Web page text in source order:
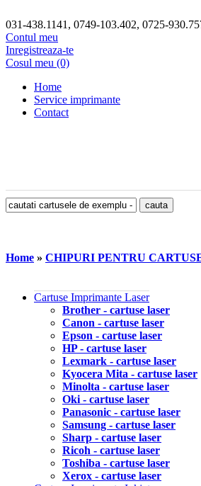
031-438.1141, 0749-103.402, 0725-
Contul meu
Inregistreaza-te
Cosul meu (0)
Home
Service imprimante
Contact
Home » CHIPURI PENTRU
Cartuse Imprimante Laser
Brother - cartuse laser
Canon - cartuse laser
Epson - cartuse laser
HP - cartuse laser
Lexmark - cartuse laser
Kyocera Mita - cartuse laser
Minolta - cartuse laser
Oki - cartuse laser
Panasonic - cartuse laser
Samsung - cartuse laser
Sharp - cartuse laser
Ricoh - cartuse laser
Toshiba - cartuse laser
Xerox - cartuse laser